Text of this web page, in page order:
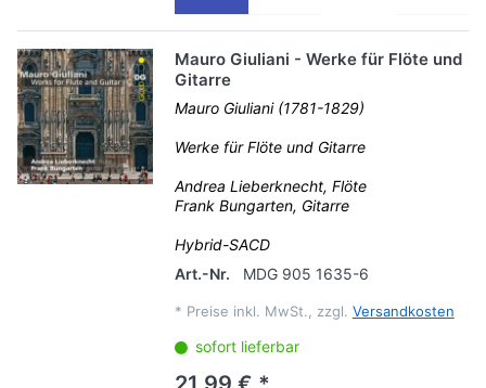
Mauro Giuliani - Werke für Flöte und
Gitarre
Mauro Giuliani (1781-1829)
Werke für Flöte und Gitarre
Andrea Lieberknecht, Flöte
Frank Bungarten, Gitarre
Hybrid-SACD
Art.-Nr.
MDG 905 1635-6
* Preise inkl. MwSt., zzgl. Versandkosten
sofort lieferbar